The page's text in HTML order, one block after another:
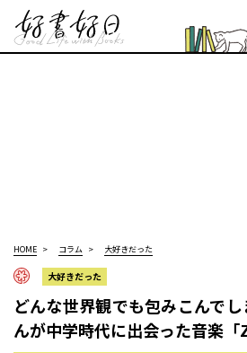
HOME コラム 大好きだった
大好きだった
どんな世界観でも包みこんで
んが中学時代に出会った音楽「